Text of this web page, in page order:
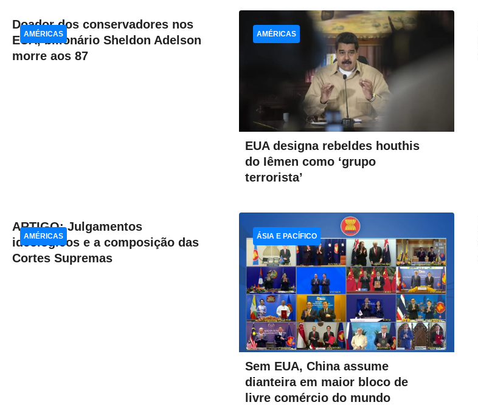
Doador dos conservadores nos
EUA, bilionário Sheldon Adelson
morre aos 87
AMÉRICAS
EUA designa rebeldes houthis
do Iêmen como ‘grupo
terrorista’
AMÉRICAS
ARTIGO: Julgamentos
ideológicos e a composição das
Cortes Supremas
AMÉRICAS
Sem EUA, China assume
dianteira em maior bloco de
livre comércio do mundo
ÁSIA E PACÍFICO